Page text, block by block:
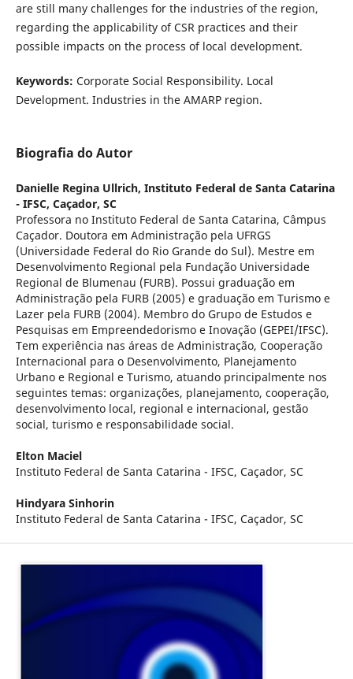
are still many challenges for the industries of the region,
regarding the applicability of CSR practices and their
possible impacts on the process of local development.
Keywords: Corporate Social Responsibility. Local
Development. Industries in the AMARP region.
Biografia do Autor
Danielle Regina Ullrich, Instituto Federal de Santa Catarina
- IFSC, Caçador, SC
Professora no Instituto Federal de Santa Catarina, Câmpus
Caçador. Doutora em Administração pela UFRGS
(Universidade Federal do Rio Grande do Sul). Mestre em
Desenvolvimento Regional pela Fundação Universidade
Regional de Blumenau (FURB). Possui graduação em
Administração pela FURB (2005) e graduação em Turismo e
Lazer pela FURB (2004). Membro do Grupo de Estudos e
Pesquisas em Empreendedorismo e Inovação (GEPEI/IFSC).
Tem experiência nas áreas de Administração, Cooperação
Internacional para o Desenvolvimento, Planejamento
Urbano e Regional e Turismo, atuando principalmente nos
seguintes temas: organizações, planejamento, cooperação,
desenvolvimento local, regional e internacional, gestão
social, turismo e responsabilidade social.
Elton Maciel
Instituto Federal de Santa Catarina - IFSC, Caçador, SC
Hindyara Sinhorin
Instituto Federal de Santa Catarina - IFSC, Caçador, SC